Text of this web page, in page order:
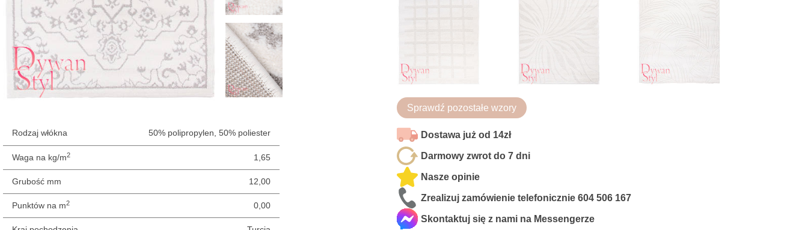
Rodzaj włókna 50% polipropylen, 50% poliester
Waga na kg/m2 1,65
Grubość mm 12,00
Punktów na m2 0,00
Sprawdź pozostałe wzory
Dostawa już od 14zł
Darmowy zwrot do 7 dni
Nasze opinie
Zrealizuj zamówienie telefonicznie 604 506 167
Skontaktuj się z nami na Messengerze